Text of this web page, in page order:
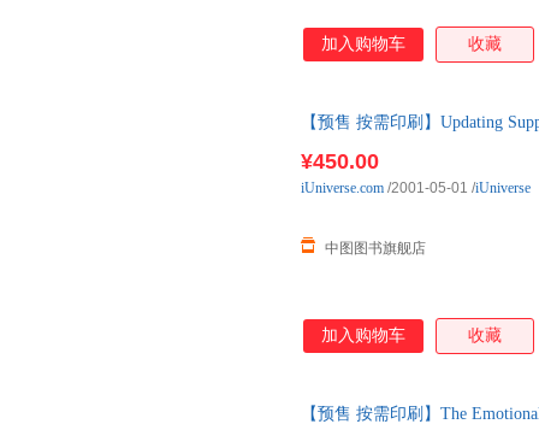
加入购物车 收藏
【预售 按需印刷】Updating
¥450.00
中图图书旗舰店
iUniverse.com /2001-05-01 /iUniverse
加入购物车 收藏
【预售 按需印刷】The